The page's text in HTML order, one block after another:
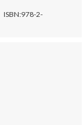
ISBN:978-2-